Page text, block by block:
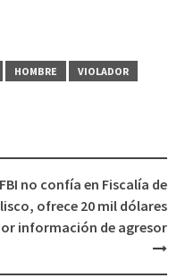
HOMBRE VIOLADOR
FBI no confía en Fiscalía de
ofrece 20 mil dólares
información de agresor